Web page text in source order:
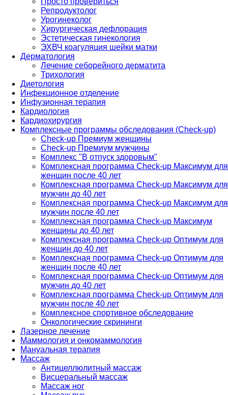
Репродуктолог
Урогинеколог
Хирургическая дефлорация
Эстетическая гинекология
ЭХВЧ коагуляция шейки матки
Дерматология
Лечение себорейного дерматита
Трихология
Диетология
Инфекционное отделение
Инфузионная терапия
Кардиология
Кардиохирургия
Комплексные программы обследования (Check-up)
Check-up Премиум женщины
Check-up Премиум мужчины
Комплекс "В отпуск здоровым"
Комплексная программа Check-up Максимум для
женщин после 40 лет
Комплексная программа Check-up Максимум для
мужчин до 40 лет
Комплексная программа Check-up Максимум для
мужчин после 40 лет
Комплексная программа Check-up Максимум
женщины до 40 лет
Комплексная программа Check-up Оптимум для
женщин до 40 лет
Комплексная программа Check-up Оптимум для
женщин после 40 лет
Комплексная программа Check-up Оптимум для
мужчин до 40 лет
Комплексная программа Check-up Оптимум для
мужчин после 40 лет
Комплексное спортивное обследование
Онкологические скрининги
Лазерное лечение
Маммология и онкомаммология
Мануальная терапия
Массаж
Антицеллюлитный массаж
Висцеральный массаж
Массаж ног